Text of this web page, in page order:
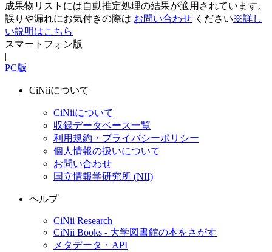
成果物リストには自動推定処理の結果が適用されています。
誤りや漏れにお気付きの際は お問い合わせ ください※詳し
い説明はこちら
スマートフォン版
|
PC版
CiNiiについて
CiNiiについて
収録データベース一覧
利用規約・プライバシーポリシー
個人情報の扱いについて
お問い合わせ
国立情報学研究所 (NII)
ヘルプ
CiNii Research
CiNii Books - 大学図書館の本をさがす
メタデータ・API